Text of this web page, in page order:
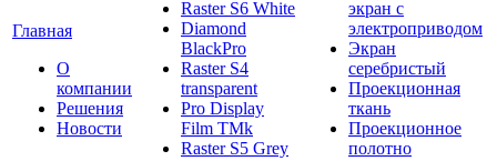
Главная
О
компании
Решения
Новости
Raster S6 White
Diamond
BlackPro
Raster S4
transparent
Pro Display
Film ТМk
Raster S5 Grey
экран с
электроприводом
Экран
серебристый
Проекционная
ткань
Проекционное
полотно